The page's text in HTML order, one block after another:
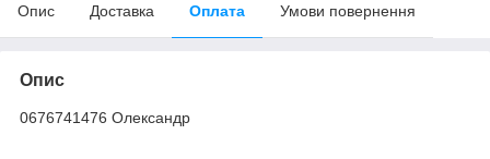
Опис Доставка Оплата Умови повернення
Опис
0676741476 Олександр